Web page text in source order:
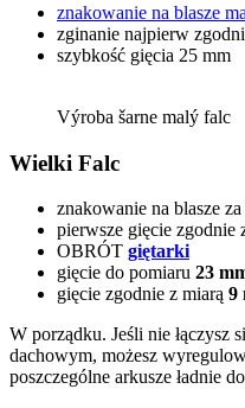
znakowanie na blasze
zginanie najpierw
szybkość gięcia 25 mm
Výroba šarne malý falc
Wielki Falc
znakowanie na blasze
pierwsze gięcie zgodnie
OBRÓT giętarki
gięcie do pomiaru 23
gięcie zgodnie z miarą 9
W porządku. Jeśli nie łączysz
dachowym, możesz
poszczególne arkusze ładnie